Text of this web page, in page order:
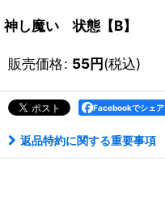
神し魔い 状態【B】
販売価格: 55円(税込)
Facebookでシェア
返品特約に関する重要事項